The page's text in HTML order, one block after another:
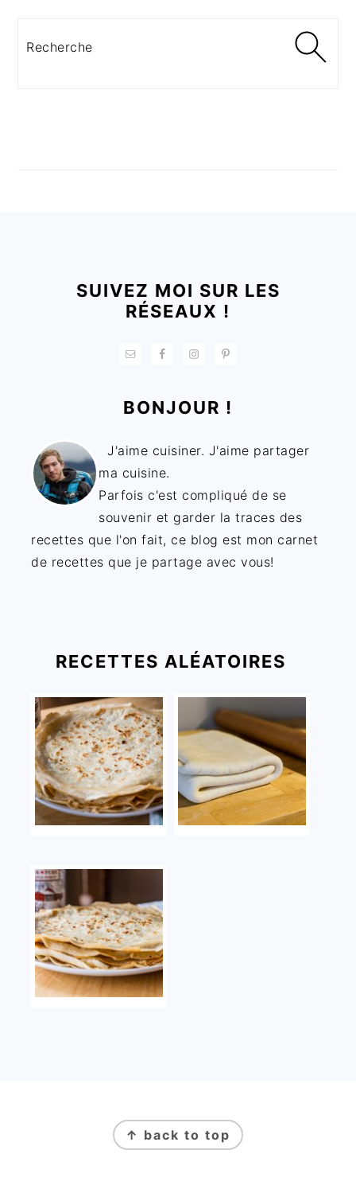
SUIVEZ MOI SUR LES
RÉSEAUX !
BONJOUR !
J'aime cuisiner. J'aime partager
ma cuisine.
Parfois c'est compliqué de se
souvenir et garder la traces des
recettes que l'on fait, ce blog est mon carnet
de recettes que je partage avec vous!
RECETTES ALÉATOIRES
↑ back to top